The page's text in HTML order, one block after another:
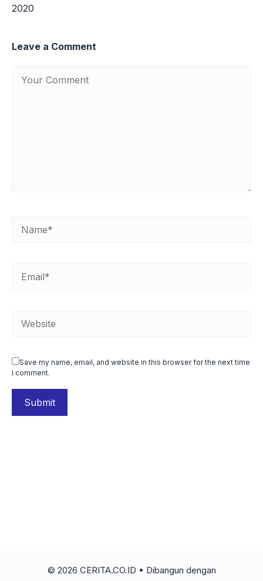
2020
Leave a Comment
Save my name, email, and website in this browser for the next time
I comment.
© 2026 CERITA.CO.ID • Dibangun dengan